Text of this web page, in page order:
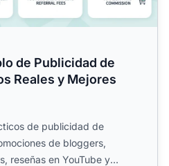
de Publicidad de
Reales y Mejores
de publicidad de
de bloggers,
reseñas en YouTube y